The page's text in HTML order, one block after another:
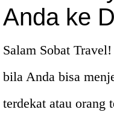
Anda ke
Salam Sobat
bila Anda bisa
terdekat atau orang